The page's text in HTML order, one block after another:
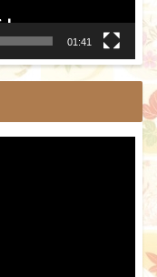
01:41